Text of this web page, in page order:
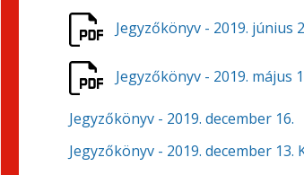
Jegyzőkönyv - 2019. június
Jegyzőkönyv - 2019. május
Jegyzőkönyv - 2019. december 16.
Jegyzőkönyv - 2019. december 13.